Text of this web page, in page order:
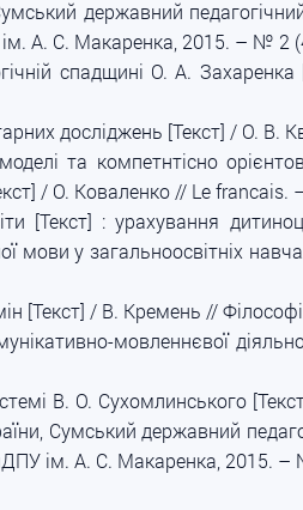
державний
А. С. Макаренка, 2015. – № 2
спадщині О. А.
досліджень [Текст] / О.
та компетнтісно
/ О. Коваленко // Le
: урахування
мови у загальноосвітніх
[Текст] / В. Кремень //
мовленнєвої
В. О. Сухомлинського
Сумський державний
ім. А. С. Макаренка, 2015.